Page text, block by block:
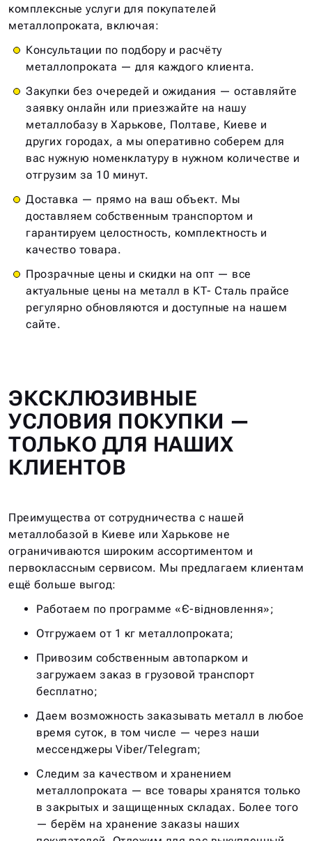
комплексные услуги для покупателей
металлопроката, включая:
Консультации по подбору и расчёту
металлопроката — для каждого клиента.
Закупки без очередей и ожидания — оставляйте
заявку онлайн или приезжайте на нашу
металлобазу в Харькове, Полтаве, Киеве и
других городах, а мы оперативно соберем для
вас нужную номенклатуру в нужном количестве и
отгрузим за 10 минут.
Доставка — прямо на ваш объект. Мы
доставляем собственным транспортом и
гарантируем целостность, комплектность и
качество товара.
Прозрачные цены и скидки на опт — все
актуальные цены на металл в КТ- Сталь прайсе
регулярно обновляются и доступные на нашем
сайте.
ЭКСКЛЮЗИВНЫЕ
УСЛОВИЯ ПОКУПКИ —
ТОЛЬКО ДЛЯ НАШИХ
КЛИЕНТОВ
Преимущества от сотрудничества с нашей
металлобазой в Киеве или Харькове не
ограничиваются широким ассортиментом и
первоклассным сервисом. Мы предлагаем клиентам
ещё больше выгод:
Работаем по программе «Є-відновлення»;
Отгружаем от 1 кг металлопроката;
Привозим собственным автопарком и
загружаем заказ в грузовой транспорт
бесплатно;
Даем возможность заказывать металл в любое
время суток, в том числе — через наши
мессенджеры Viber/Telegram;
Следим за качеством и хранением
металлопроката — все товары хранятся только
в закрытых и защищенных складах. Более того
— берём на хранение заказы наших